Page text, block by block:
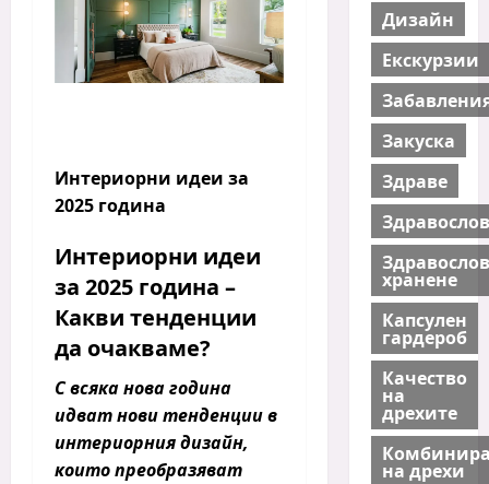
Интериорни идеи за
2025 година
Интериорни идеи
за 2025 година –
Какви тенденции
да очакваме?
С всяка нова година
идват нови тенденции в
интериорния дизайн,
които преобразяват
Дизайн
Екскурзии
Закуска
Здраве
хранене
Капсулен
гардероб
Качество
на
дрехите
на дрехи